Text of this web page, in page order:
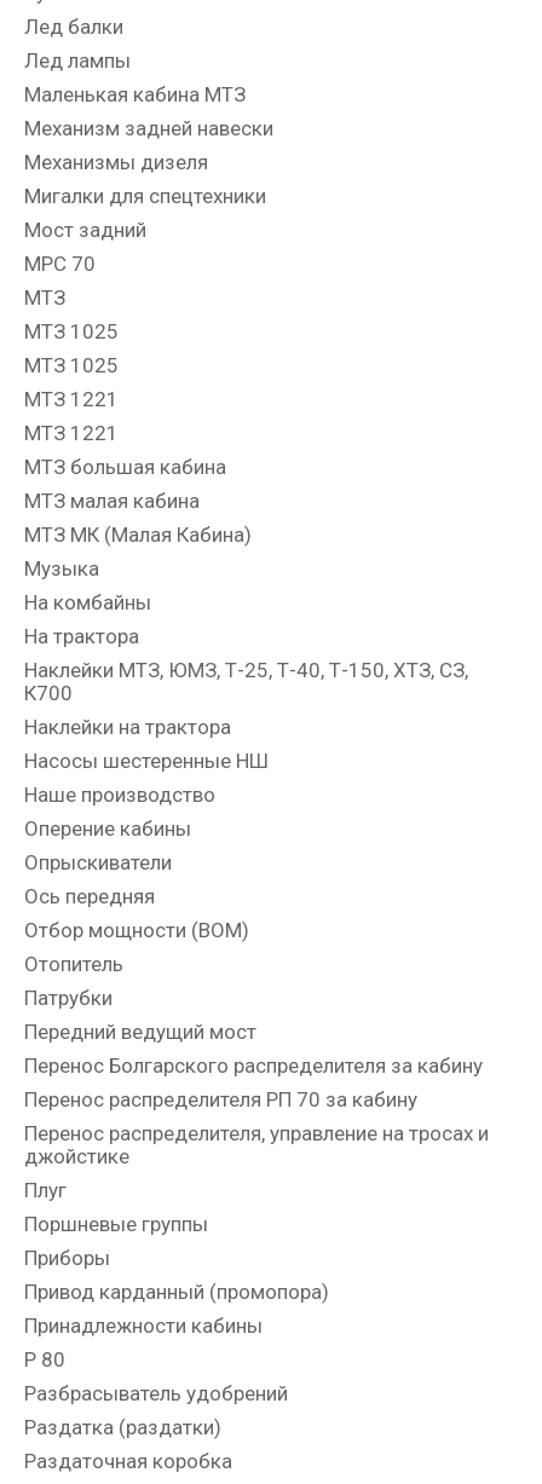
Лед балки
Лед лампы
Маленькая кабина МТЗ
Механизм задней навески
Механизмы дизеля
Мигалки для спецтехники
Мост задний
МРС 70
МТЗ
МТЗ 1025
МТЗ 1025
МТЗ 1221
МТЗ 1221
МТЗ большая кабина
МТЗ малая кабина
МТЗ МК (Малая Кабина)
Музыка
На комбайны
На трактора
Наклейки МТЗ, ЮМЗ, Т-25, Т-40, Т-150, ХТЗ, СЗ,
К700
Наклейки на трактора
Насосы шестеренные НШ
Наше производство
Оперение кабины
Опрыскиватели
Ось передняя
Отбор мощности (ВОМ)
Отопитель
Патрубки
Передний ведущий мост
Перенос Болгарского распределителя за кабину
Перенос распределителя РП 70 за кабину
Перенос распределителя, управление на тросах и
джойстике
Плуг
Поршневые группы
Приборы
Привод карданный (промопора)
Принадлежности кабины
Р 80
Разбрасыватель удобрений
Раздатка (раздатки)
Раздаточная коробка